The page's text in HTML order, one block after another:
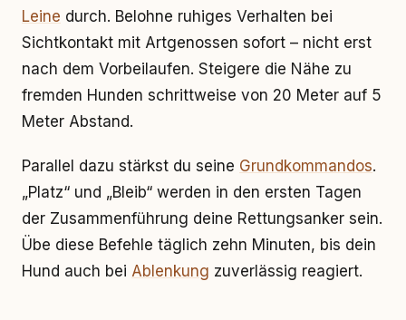
Leine durch. Belohne ruhiges Verhalten bei
Sichtkontakt mit Artgenossen sofort – nicht erst
nach dem Vorbeilaufen. Steigere die Nähe zu
fremden Hunden schrittweise von 20 Meter auf 5
Meter Abstand.
Parallel dazu stärkst du seine Grundkommandos.
„Platz“ und „Bleib“ werden in den ersten Tagen
der Zusammenführung deine Rettungsanker sein.
Übe diese Befehle täglich zehn Minuten, bis dein
Hund auch bei Ablenkung zuverlässig reagiert.